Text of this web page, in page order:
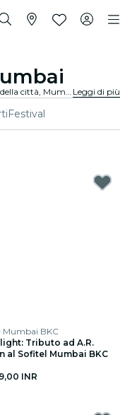
Da locali intimi alle sale da concerto più iconiche della città, Mumbai offre una vasta gamma di eventi per soddisfare ogni gusto e stile. Leggi di più
Festival
Mumbai BKC
Tributo ad A.R.
al Sofitel Mumbai BKC
INR